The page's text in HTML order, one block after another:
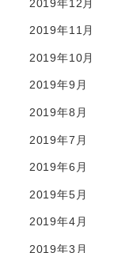
2019年12月
2019年11月
2019年10月
2019年9月
2019年8月
2019年7月
2019年6月
2019年5月
2019年4月
2019年3月